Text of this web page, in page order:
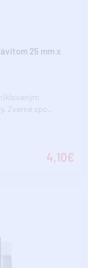
25 mm x
Zverné spo..
4,10€